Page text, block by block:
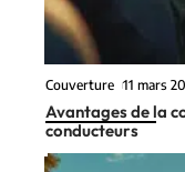
Couverture 11 mars
Avantages de la
conducteurs